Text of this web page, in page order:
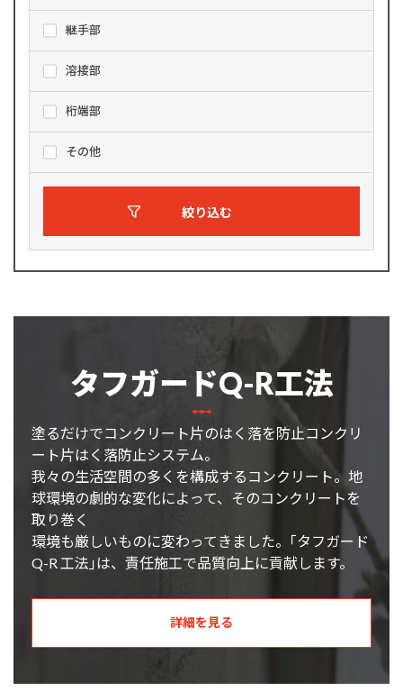
継手部
溶接部
桁端部
その他
絞り込む
タフガードQ-R工法
塗るだけでコンクリート片のはく落を防止コンクリ
ート片はく落防止システム。
我々の生活空間の多くを構成するコンクリート。地
球環境の劇的な変化によって、そのコンクリートを
取り巻く
環境も厳しいものに変わってきました。｢タフガード
Q-R 工法｣は、責任施工で品質向上に貢献します。
詳細を見る